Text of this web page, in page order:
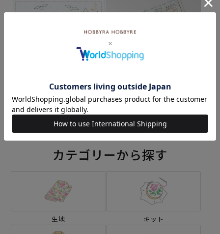
刺し子 ハロウィンパレード
¥572(税込)
刺し子 かぼちゃ
カテゴリーから探す
生地 キット